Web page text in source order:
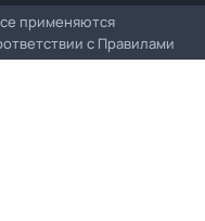
применяются
с Правилами